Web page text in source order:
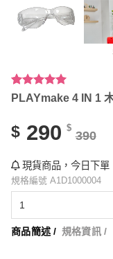
評分5.00/
1
分
PLAYmake 4 IN 1
$ 290 $
390
現貨商品，今日下
規格編號 A1D1000004
商品簡述 / 規格資訊 /